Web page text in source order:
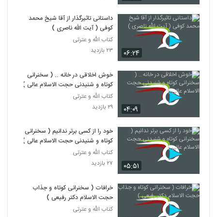
سخنرانی استاد رائفی پور - مجلس، شاه کلید
مشکلات - یزد - 1398/11/28
سخنرانی استاد رائفی پور - نبرد سیستماتیک در
جغرافیای آخرالزمان - تهران - 1398/09/12
۱۳۴ بازدید
سخنرانی استاد رائفی پور - آرمان شهر مهدوی -
اردکان - 1398/11/28
۱۴۱ بازدید
111
سخنرانی استاد رائفی پور - ابتلائات آخرالزمانی،
پیرامون مسائل روز (کرونا) - تهران -
1398/12/17
112
سخنرانی استاد رائفی پور - شفافیت و انقلاب
۱۳۴ بازدید
۰۶:۲۴
داستانی تاثیرگذار از آقا شیخ محمد
کوفی ( آیت الله ناصری )
کتاب الله و عترتی
۲۳ بازدید
۰۴:۰۹
خوش اخلاقی در خانه .. ( سخنرانی
کوتاه و شنیدنی حجت الاسلام عالی )
کتاب الله و عترتی
۲۹ بازدید
۰۵:۵۱
خود را از کسی برتر ندانیم ( سخنرانی
کوتاه و شنیدنی حجت الاسلام عالی )
کتاب الله و عترتی
۲۷ بازدید
خرافات ( سخنرانی کوتاه و جذاب
حجت الاسلام دکتر رفیعی )
کتاب الله و عترتی